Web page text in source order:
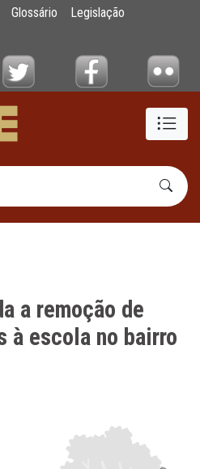
de árvores
Glossário
Legislação
a remoção de
à escola no bairro